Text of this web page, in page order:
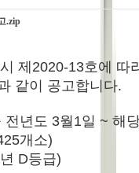
.zip
제2020-13호에 따
같이 공고합니다.
년도 3월1일 ~ 해
개소)
D등급)